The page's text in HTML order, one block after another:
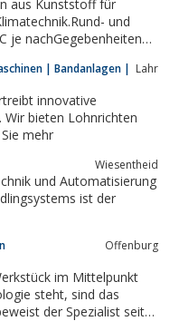
aus Kunststoff für
je nachGegebenheiten
§19L WHG,
| Bandanlagen | Lahr
Wir bieten Lohnrichten
mehr
Wiesentheid
ist der
Offenburg
sind das
der Spezialist seit